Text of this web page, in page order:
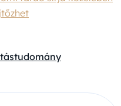
tudomány